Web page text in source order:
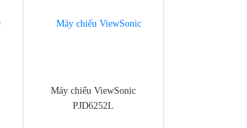
Máy chiếu ViewSonic
PJD6252L